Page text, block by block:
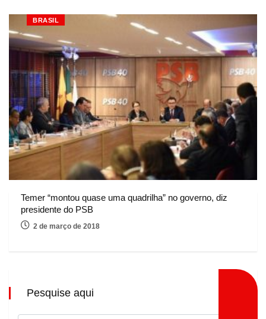
BRASIL
Temer “montou quase uma quadrilha” no governo, diz
presidente do PSB
2 de março de 2018
Pesquise aqui